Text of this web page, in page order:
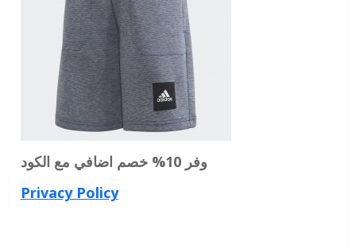
وفر 10% خصم اضافي مع الكود
Privacy Policy